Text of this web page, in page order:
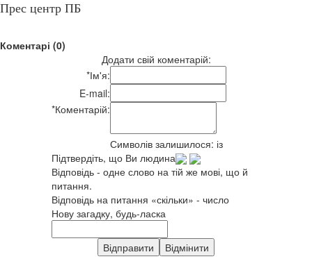
Прес центр ПБ
Коментарі (0)
Додати свій коментарій:
*Ім'я:
E-mail:
*Коментарій:
Символів залишилося: із
Підтвердіть, що Ви людина
Відповідь - одне слово на тій же мові, що й
питання.
Відповідь на питання «скільки» - число
Нову загадку, будь-ласка